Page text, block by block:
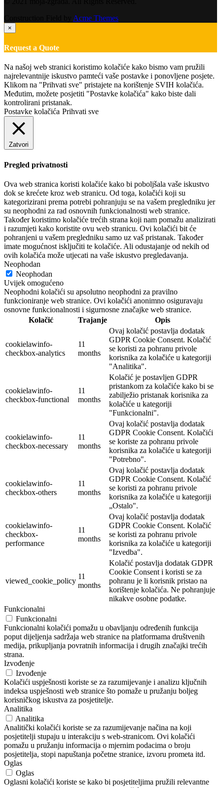
Acme Themes
×
Request a Quote
Na našoj web stranici koristimo kolačiće kako bismo vam pružili
najrelevantnije iskustvo pamteći vaše postavke i ponovljene posjete.
Klikom na "Prihvati sve" pristajete na korištenje SVIH kolačića.
Međutim, možete posjetiti "Postavke kolačića" kako biste dali
kontrolirani pristanak.
Postavke kolačića Prihvati sve
Zatvori
Pregled privatnosti
Ova web stranica koristi kolačiće kako bi poboljšala vaše iskustvo
dok se krećete kroz web stranicu. Od toga, kolačići koji su
kategorizirani prema potrebi pohranjuju se na vašem pregledniku jer
su neophodni za rad osnovnih funkcionalnosti web stranice.
Također koristimo kolačiće trećih strana koji nam pomažu analizirati
i razumjeti kako koristite ovu web stranicu. Ovi kolačići bit će
pohranjeni u vašem pregledniku samo uz vaš pristanak. Također
imate mogućnost isključiti te kolačiće. Ali odustajanje od nekih od
ovih kolačića može utjecati na vaše iskustvo pregledavanja.
Neophodan
Neophodan
Uvijek omogućeno
Neophodni kolačići su apsolutno neophodni za pravilno
funkcioniranje web stranice. Ovi kolačići anonimno osiguravaju
osnovne funkcionalnosti i sigurnosne značajke web stranice.
Kolačić
Trajanje Opis
cookielawinfo-
checkbox-analytics
11
months
Ovaj kolačić postavlja dodatak
GDPR Cookie Consent. Kolačić
se koristi za pohranu privole
korisnika za kolačiće u kategoriji
"Analitika".
cookielawinfo-
checkbox-functional
11
months
Kolačić je postavljen GDPR
pristankom za kolačiće kako bi se
zabilježio pristanak korisnika za
kolačiće u kategoriji
"Funkcionalni".
cookielawinfo-
checkbox-necessary
11
months
Ovaj kolačić postavlja dodatak
GDPR Cookie Consent. Kolačići
se koriste za pohranu privole
korisnika za kolačiće u kategoriji
"Potrebno".
cookielawinfo-
checkbox-others
11
months
Ovaj kolačić postavlja dodatak
GDPR Cookie Consent. Kolačić
se koristi za pohranu privole
korisnika za kolačiće u kategoriji
„Ostalo".
cookielawinfo-
checkbox-
performance
11
months
Ovaj kolačić postavlja dodatak
GDPR Cookie Consent. Kolačić
se koristi za pohranu privole
korisnika za kolačiće u kategoriji
"Izvedba".
viewed_cookie_policy
11
months
Kolačić postavlja dodatak GDPR
Cookie Consent i koristi se za
pohranu je li korisnik pristao na
korištenje kolačića. Ne pohranjuje
nikakve osobne podatke.
Funkcionalni
Funkcionalni
Funkcionalni kolačići pomažu u obavljanju određenih funkcija
poput dijeljenja sadržaja web stranice na platformama društvenih
medija, prikupljanja povratnih informacija i drugih značajki trećih
strana.
Izvođenje
Izvođenje
Kolačići uspješnosti koriste se za razumijevanje i analizu ključnih
indeksa uspješnosti web stranice što pomaže u pružanju boljeg
korisničkog iskustva za posjetitelje.
Analitika
Analitika
Analitički kolačići koriste se za razumijevanje načina na koji
posjetitelji stupaju u interakciju s web-stranicom. Ovi kolačići
pomažu u pružanju informacija o mjernim podacima o broju
posjetitelja, stopi napuštanja početne stranice, izvoru prometa itd.
Oglas
Oglas
Oglasni kolačići koriste se kako bi posjetiteljima pružili relevantne